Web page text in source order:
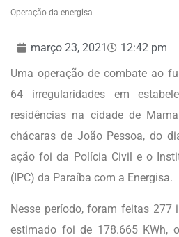
Operação da energisa
março 23, 2021
12:42 pm
Uma operação de combate ao
64 irregularidades em
residências na cidade de
chácaras de João Pessoa, do
ação foi da Polícia Civil e o
(IPC) da Paraíba com a Energisa.
Nesse período, foram feitas 277
estimado foi de 178.665 KWh,